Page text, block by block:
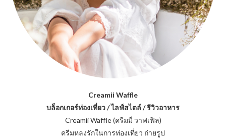
Creamii Waffle
บล็อกเกอร์ท่องเที่ยว / ไลฟ์สไตล์ / รีวิวอาหาร
Creamii Waffle (ครีมมี่ วาฟเฟิล)
ครีมหลงรักในการท่องเที่ยว ถ่ายรูป